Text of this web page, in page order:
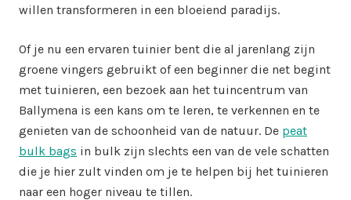
willen transformeren in een bloeiend paradijs.
Of je nu een ervaren tuinier bent die al jarenlang zijn
groene vingers gebruikt of een beginner die net begint
met tuinieren, een bezoek aan het tuincentrum van
Ballymena is een kans om te leren, te verkennen en te
genieten van de schoonheid van de natuur. De peat
bulk bags in bulk zijn slechts een van de vele schatten
die je hier zult vinden om je te helpen bij het tuinieren
naar een hoger niveau te tillen.